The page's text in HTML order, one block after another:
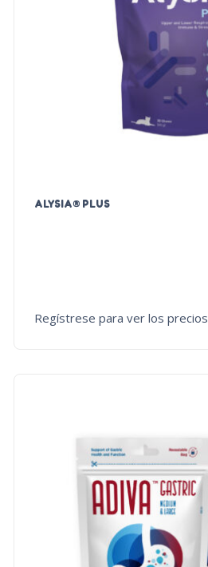
ALYSIA® PLUS
Regístrese para ver los precios